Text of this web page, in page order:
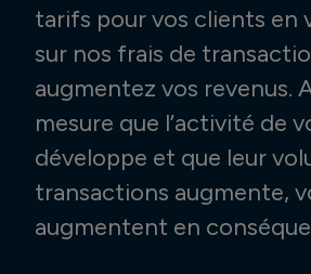
tarifs pour vos clients en
sur nos frais de
augmentez vos revenus.
mesure que l’activité de
développe et que leur
transactions augmente,
augmentent en